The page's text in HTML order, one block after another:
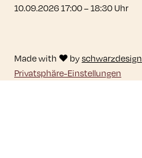
10.09.2026 17:00–18:30Uhr
Made with ♥ byschwarzdesign
Privatsphäre-Einstellungen